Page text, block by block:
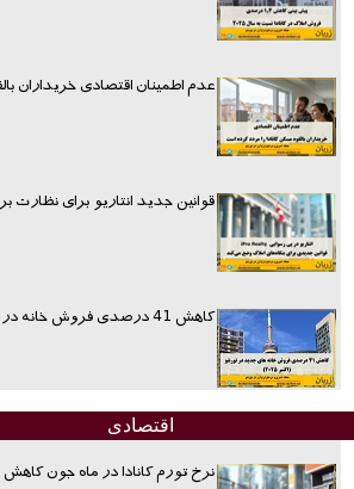
عدم اطمینان اقتصادی خریداران
قوانین جدید انتاریو برای نظارت
کاهش 41 درصدی فروش خانه در تورنتو
اقتصادی
نرخ تورم کانادا در ماه جون